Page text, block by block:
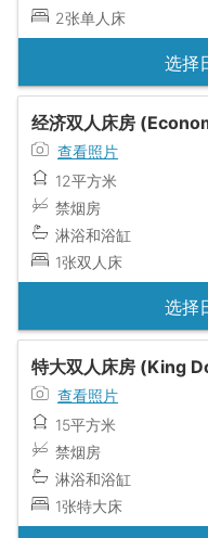
2张单人床
选择
经济双人床房
查看照片
12平方米
禁烟房
淋浴和浴缸
1张双人床
选择
特大双人床房 (King
查看照片
15平方米
禁烟房
淋浴和浴缸
1张特大床